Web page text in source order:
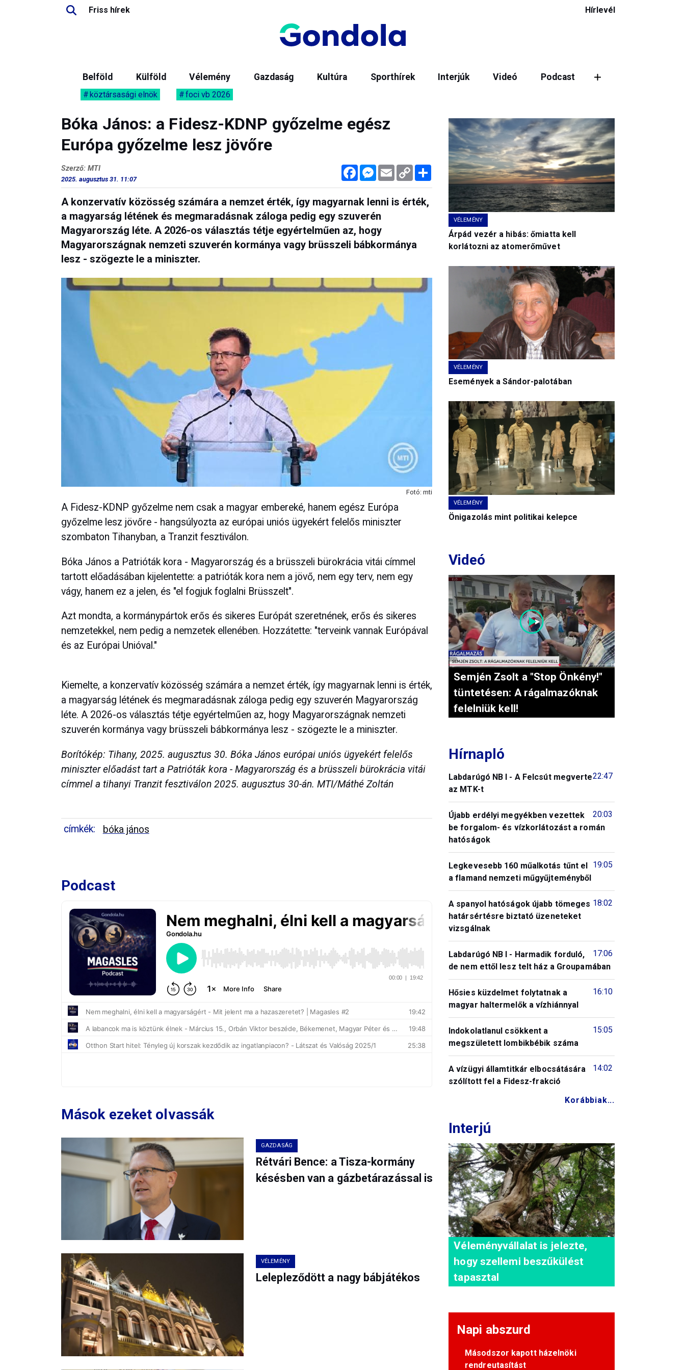
Friss hírek Hírlevél
Belföld Külföld Vélemény Gazdaság Kultúra Sporthírek Interjúk Videó Podcast
köztársasági elnök foci vb 2026
Bóka János: a Fidesz-KDNP győzelme egész
Európa győzelme lesz jövőre
FacebookMessenger
Email Copy
Link
Megosztás
Szerző: MTI
2025. augusztus 31. 11:07
A konzervatív közösség számára a nemzet érték, így magyarnak lenni is érték,
a magyarság létének és megmaradásnak záloga pedig egy szuverén
Magyarország léte. A 2026-os választás tétje egyértelműen az, hogy
Magyarországnak nemzeti szuverén kormánya vagy brüsszeli bábkormánya
lesz - szögezte le a miniszter.
Fotó: mti
A Fidesz-KDNP győzelme nem csak a magyar embereké, hanem egész Európa
győzelme lesz jövőre - hangsúlyozta az európai uniós ügyekért felelős miniszter
szombaton Tihanyban, a Tranzit fesztiválon.
Bóka János a Patrióták kora - Magyarország és a brüsszeli bürokrácia vitái címmel
tartott előadásában kijelentette: a patrióták kora nem a jövő, nem egy terv, nem egy
vágy, hanem ez a jelen, és "el fogjuk foglalni Brüsszelt".
Azt mondta, a kormánypártok erős és sikeres Európát szeretnének, erős és sikeres
nemzetekkel, nem pedig a nemzetek ellenében. Hozzátette: "terveink vannak Európával
és az Európai Unióval."
Kiemelte, a konzervatív közösség számára a nemzet érték, így magyarnak lenni is érték,
a magyarság létének és megmaradásnak záloga pedig egy szuverén Magyarország
léte. A 2026-os választás tétje egyértelműen az, hogy Magyarországnak nemzeti
szuverén kormánya vagy brüsszeli bábkormánya lesz - szögezte le a miniszter.
Borítókép: Tihany, 2025. augusztus 30. Bóka János európai uniós ügyekért felelős
miniszter előadást tart a Patrióták kora - Magyarország és a brüsszeli bürokrácia vitái
címmel a tihanyi Tranzit fesztiválon 2025. augusztus 30-án. MTI/Máthé Zoltán
címkék: bóka jános
Podcast
Mások ezeket olvassák
GAZDASÁG
Rétvári Bence: a Tisza-kormány
késésben van a gázbetárazással is
VÉLEMÉNY
Lelepleződött a nagy bábjátékos
VÉLEMÉNY
Árpád vezér a hibás: őmiatta kell
korlátozni az atomerőművet
VÉLEMÉNY
Események a Sándor-palotában
VÉLEMÉNY
Önigazolás mint politikai kelepce
Videó
Semjén Zsolt a "Stop Önkény!"
tüntetésen: A rágalmazóknak
felelniük kell!
Hírnapló
22:47
Labdarúgó NB I - A Felcsút megverte
az MTK-t
20:03
Újabb erdélyi megyékben vezettek
be forgalom- és vízkorlátozást a román
hatóságok
19:05
Legkevesebb 160 műalkotás tűnt el
a flamand nemzeti műgyűjteményből
18:02
A spanyol hatóságok újabb tömeges
határsértésre biztató üzeneteket
vizsgálnak
17:06
Labdarúgó NB I - Harmadik forduló,
de nem ettől lesz telt ház a Groupamában
16:10
Hősies küzdelmet folytatnak a
magyar haltermelők a vízhiánnyal
15:05
Indokolatlanul csökkent a
megszületett lombikbébik száma
14:02
A vízügyi államtitkár elbocsátására
szólított fel a Fidesz-frakció
Korábbiak...
Interjú
Véleményvállalat is jelezte,
hogy szellemi beszűkülést
tapasztal
Napi abszurd
Másodszor kapott házelnöki
rendreutasítást